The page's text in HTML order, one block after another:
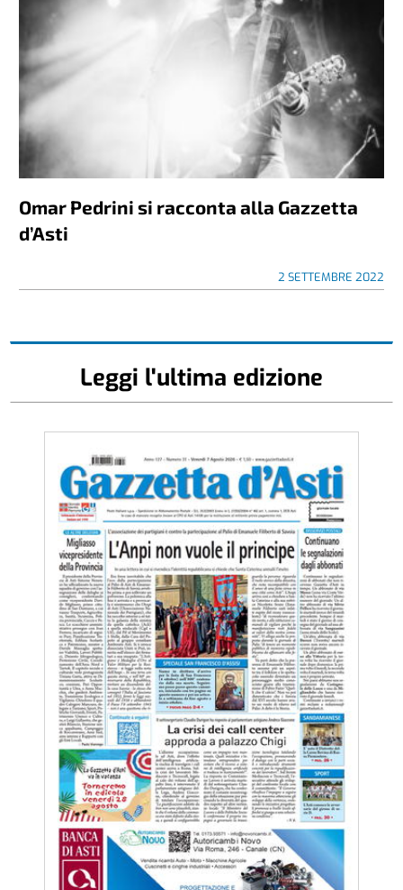
Omar Pedrini si racconta alla Gazzetta
d’Asti
2 SETTEMBRE 2022
Leggi l'ultima edizione